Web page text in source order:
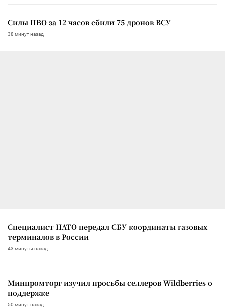
Силы ПВО за 12 часов сбили 75 дронов ВСУ
38 минут назад
Специалист НАТО передал СБУ координаты газовых
терминалов в России
43 минуты назад
Минпромторг изучил просьбы селлеров Wildberries о
поддержке
50 минут назад